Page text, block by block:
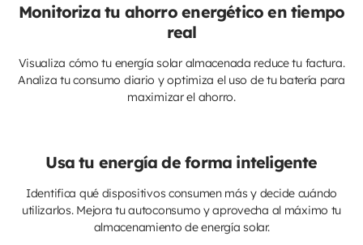
Monitoriza tu ahorro energético en tiempo
real
Visualiza cómo tu energía solar almacenada reduce tu factura.
Analiza tu consumo diario y optimiza el uso de tu batería para
maximizar el ahorro.
Usa tu energía de forma inteligente
Identifica qué dispositivos consumen más y decide cuándo
utilizarlos. Mejora tu autoconsumo y aprovecha al máximo tu
almacenamiento de energía solar.